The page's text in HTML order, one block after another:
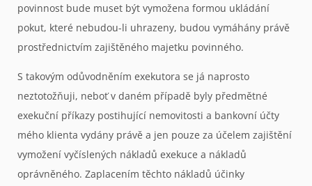
povinnost bude muset být vymožena formou ukládání
pokut, které nebudou-li uhrazeny, budou vymáhány právě
prostřednictvím zajištěného majetku povinného.
S takovým odůvodněním exekutora se já naprosto
neztotožňuji, neboť v daném případě byly předmětné
exekuční příkazy postihující nemovitosti a bankovní účty
mého klienta vydány právě a jen pouze za účelem zajištění
vymožení vyčíslených nákladů exekuce a nákladů
oprávněného. Zaplacením těchto nákladů účinky